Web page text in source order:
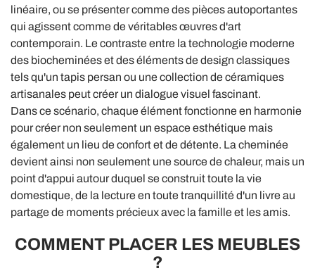
linéaire, ou se présenter comme des pièces autoportantes
qui agissent comme de véritables œuvres d'art
contemporain. Le contraste entre la technologie moderne
des biocheminées et des éléments de design classiques
tels qu'un tapis persan ou une collection de céramiques
artisanales peut créer un dialogue visuel fascinant.
Dans ce scénario, chaque élément fonctionne en harmonie
pour créer non seulement un espace esthétique mais
également un lieu de confort et de détente. La cheminée
devient ainsi non seulement une source de chaleur, mais un
point d'appui autour duquel se construit toute la vie
domestique, de la lecture en toute tranquillité d'un livre au
partage de moments précieux avec la famille et les amis.
COMMENT PLACER LES MEUBLES
?